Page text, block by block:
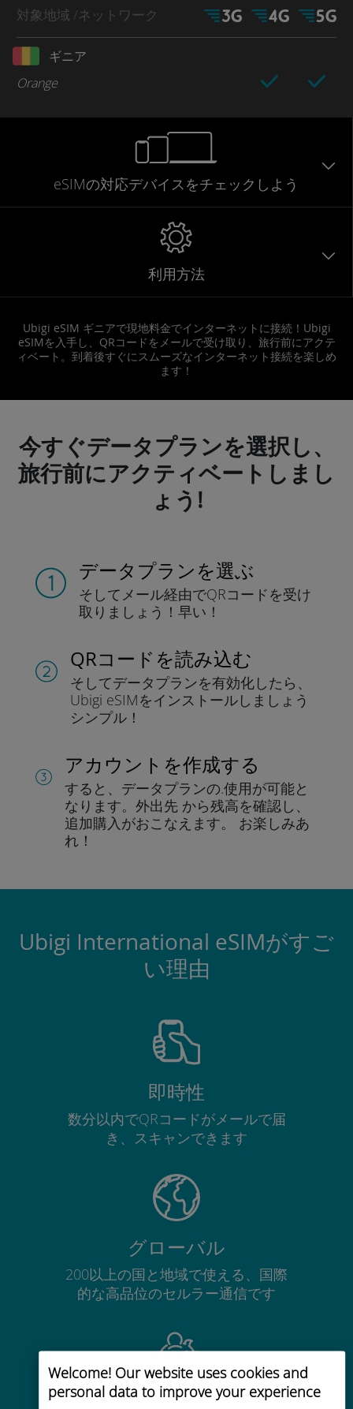
Welcome! Our website uses cookies and
personal data to improve your experience
対象地域 /ネットワーク
ギニア
Orange
eSIMの対応デバイスをチェックしよう
利用方法
Ubigi eSIM ギニアで現地料金でインターネットに接続！Ubigi
eSIMを入手し、QRコードをメールで受け取り、旅行前にアクテ
ィベート。到着後すぐにスムーズなインターネット接続を楽しめ
ます！
今すぐデータプランを選択し、
旅行前にアクティベートしまし
ょう!
データプランを選ぶ
そしてメール経由でQRコードを受け
取りましょう！早い！
QRコードを読み込む
そしてデータプランを有効化したら、
Ubigi eSIMをインストールしま しょう
シンプル！
アカウントを作成する
すると、データプランの.使用が可能と
なります。 外出先 から残高を確認し、
追加購入がおこなえます。
お楽しみあ
れ！
Ubigi International eSIMがすご
い理由
即時性
数分以内でQRコードがメールで届
き、スキャンできます
グローバル
200以上の国と地域で使える、国際
的な高品位のセルラー通信です
コストパフォーマンス